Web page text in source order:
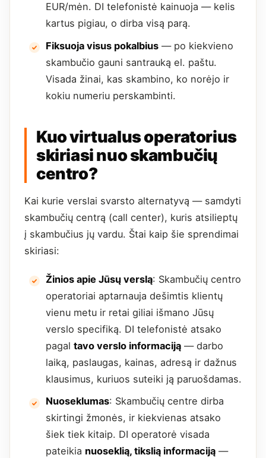
EUR/mėn. DI telefonistė kainuoja — kelis
kartus pigiau, o dirba visą parą.
Fiksuoja visus pokalbius — po kiekvieno
skambučio gauni santrauką el. paštu.
Visada žinai, kas skambino, ko norėjo ir
kokiu numeriu perskambinti.
Kuo virtualus operatorius
skiriasi nuo skambučių
centro?
Kai kurie verslai svarsto alternatyvą — samdyti
skambučių centrą (call center), kuris atsilieptų
į skambučius jų vardu. Štai kaip šie sprendimai
skiriasi:
Žinios apie Jūsų verslą: Skambučių centro
operatoriai aptarnauja dešimtis klientų
vienu metu ir retai giliai išmano Jūsų
verslo specifiką. DI telefonistė atsako
pagal tavo verslo informaciją — darbo
laiką, paslaugas, kainas, adresą ir dažnus
klausimus, kuriuos suteiki ją paruošdamas.
Nuoseklumas: Skambučių centre dirba
skirtingi žmonės, ir kiekvienas atsako
šiek tiek kitaip. DI operatorė visada
pateikia nuoseklią, tikslią informaciją —